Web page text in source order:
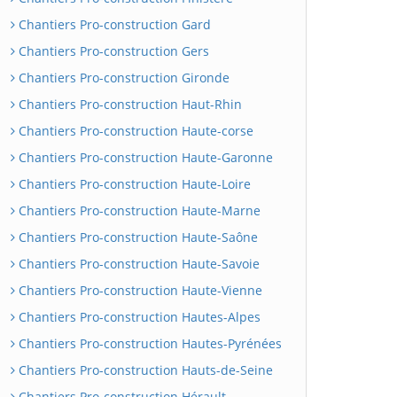
Chantiers Pro-construction Gard
Chantiers Pro-construction Gers
Chantiers Pro-construction Gironde
Chantiers Pro-construction Haut-Rhin
Chantiers Pro-construction Haute-corse
Chantiers Pro-construction Haute-Garonne
Chantiers Pro-construction Haute-Loire
Chantiers Pro-construction Haute-Marne
Chantiers Pro-construction Haute-Saône
Chantiers Pro-construction Haute-Savoie
Chantiers Pro-construction Haute-Vienne
Chantiers Pro-construction Hautes-Alpes
Chantiers Pro-construction Hautes-Pyrénées
Chantiers Pro-construction Hauts-de-Seine